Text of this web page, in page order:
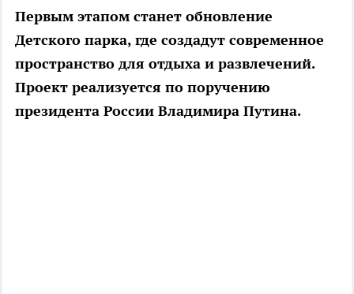
Первым этапом станет обновление
Детского парка, где создадут современное
пространство для отдыха и развлечений.
Проект реализуется по поручению
президента России Владимира Путина.